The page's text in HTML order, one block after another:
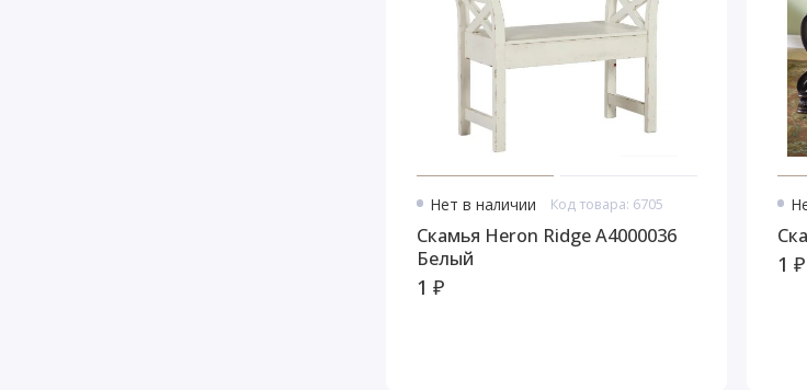
Нет в наличии Код товара: 6705
Скамья Heron Ridge А4000036
Белый
1 ₽
1 ₽